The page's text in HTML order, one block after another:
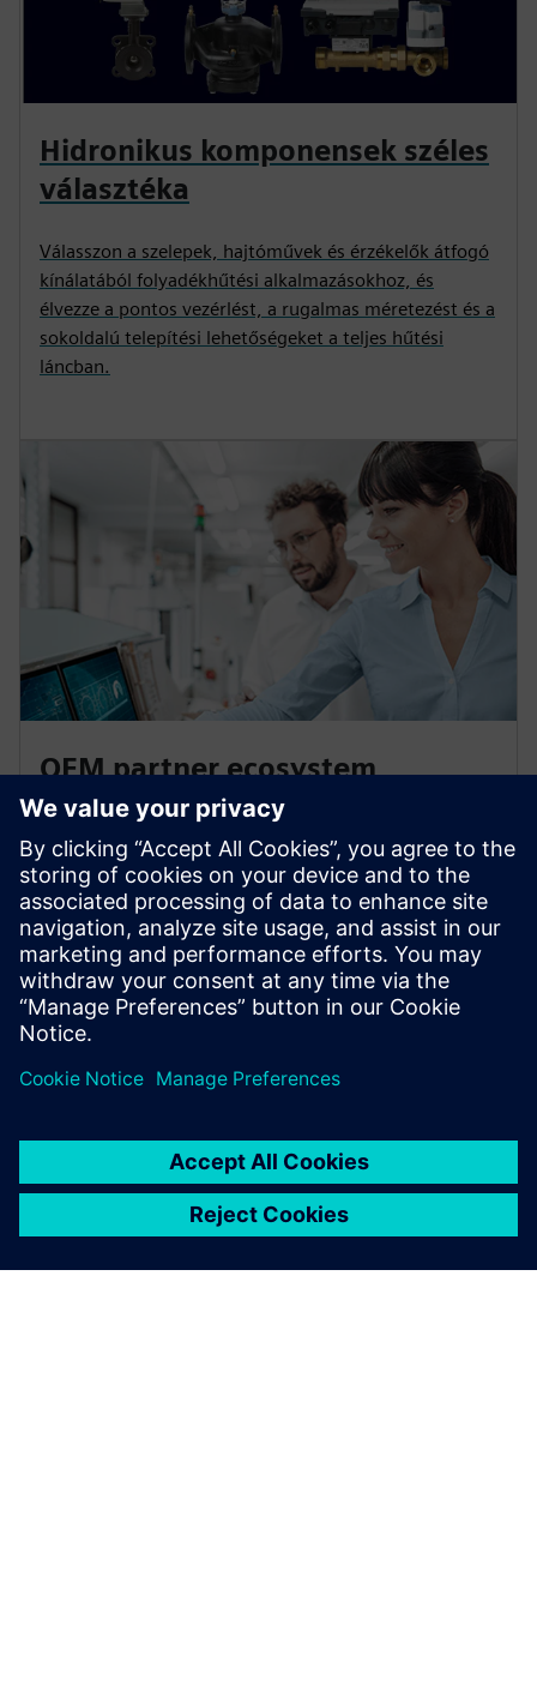
Hidronikus komponensek széles
választéka
Válasszon a szelepek, hajtóművek és érzékelők átfogó
kínálatából folyadékhűtési alkalmazásokhoz, és
élvezze a pontos vezérlést, a rugalmas méretezést és a
sokoldalú telepítési lehetőségeket a teljes hűtési
láncban.
OEM partner ecosystem
Használja ki globális szakértelmünket és tanúsított
alkalmazásmérnökeinket a hűtés, automatizálás,
hidroonika és adatközpontok területén. Segítünk az
OEM-eknek a Climatix, biztosítva a zökkenőmentes
alkalmazkodást és növekedést.